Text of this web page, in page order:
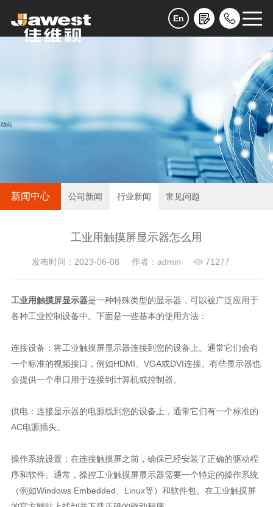
En
新闻中心 公司新闻 行业新闻 常见问题
工业用触摸屏显示器怎么用
发布时间：2023-06-08 作者：admin 71277
工业用触摸屏显示器是一种特殊类型的显示器，可以被广泛应用于
各种工业控制设备中。下面是一些基本的使用方法：
连接设备：将工业触摸屏显示器连接到您的设备上。通常它们会有
一个标准的视频接口，例如HDMI、VGA或DVI连接。有些显示器也
会提供一个串口用于连接到计算机或控制器。
供电：连接显示器的电源线到您的设备上，通常它们有一个标准的
AC电源插头。
操作系统设置：在连接触摸屏之前，确保已经安装了正确的驱动程
序和软件。通常，操控工业触摸屏显示器需要一个特定的操作系统
（例如Windows Embedded、Linux等）和软件包。在工业触摸屏